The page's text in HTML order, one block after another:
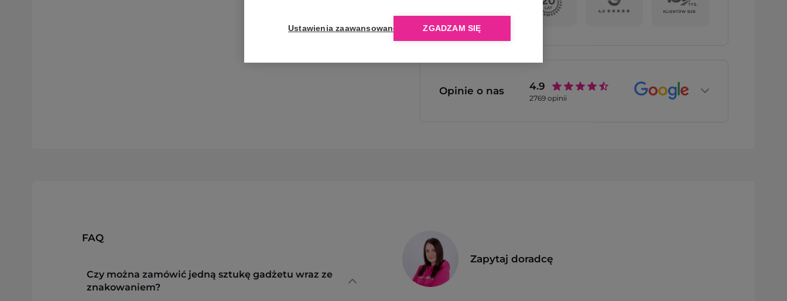
Ustawienia zaawansowane ZGADZAM SIĘ
Opinie o nas 4.9
2769opinii
FAQ
Czy można zamówić jedną sztukę gadżetu wraz ze
znakowaniem?
Zapytaj doradcę